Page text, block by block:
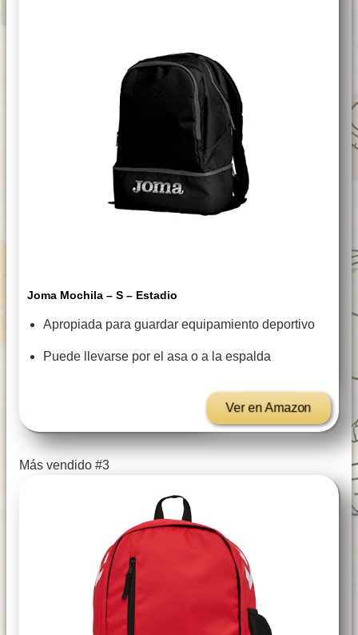
Joma Mochila – S – Estadio
Apropiada para guardar equipamiento deportivo
Puede llevarse por el asa o a la espalda
Ver en Amazon
Más vendido #3